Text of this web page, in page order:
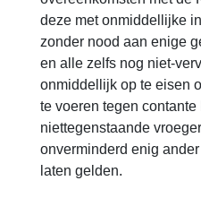
deze met onmiddellijke
zonder nood aan enige
en alle zelfs nog niet-
onmiddellijk op te eisen
te voeren tegen contante
niettegenstaande
onverminderd enig
laten gelden.